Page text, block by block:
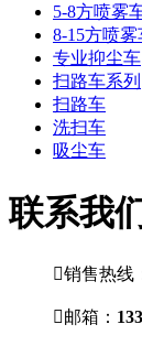
5-8方喷雾
8-15方喷雾
专业抑尘车
扫路车系列
扫路车
洗扫车
吸尘车
联系我
销售热线
邮箱：